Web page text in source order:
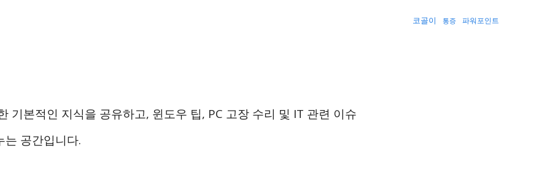
기본적인 지식을 공유하고, 윈도우 팁, PC 고장 수리 및 IT 관련 이슈
는 공간입니다.
코골이 통증 파워포인트